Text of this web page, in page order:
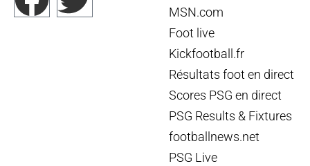
MSN.com
Foot live
Kickfootball.fr
Résultats foot en direct
Scores PSG en direct
PSG Results & Fixtures
footballnews.net
PSG Live